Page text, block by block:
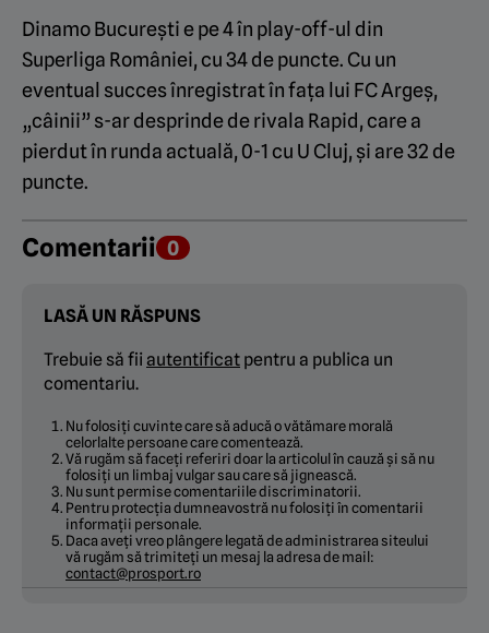
Dinamo București e pe 4 în play-off-ul din
Superliga României, cu 34 de puncte. Cu un
eventual succes înregistrat în fața lui FC Argeș,
„câinii” s-ar desprinde de rivala Rapid, care a
pierdut în runda actuală, 0-1 cu U Cluj, și are 32 de
puncte.
Comentarii 0
LASĂ UN RĂSPUNS
Trebuie să fii autentificat pentru a publica un
comentariu.
Nu folosiți cuvinte care să aducă o vătămare morală
celorlalte persoane care comentează.
Vă rugăm să faceți referiri doar la articolul în cauză și să nu
folosiți un limbaj vulgar sau care să jignească.
Nu sunt permise comentariile discriminatorii.
Pentru protecția dumneavostră nu folosiți în comentarii
informații personale.
Daca aveți vreo plângere legată de administrarea siteului
vă rugăm să trimiteți un mesaj la adresa de mail:
contact@prosport.ro